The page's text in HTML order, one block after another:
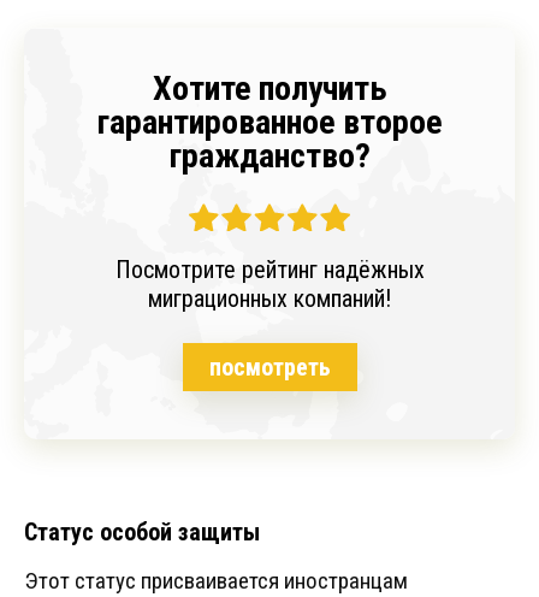
Хотите получить
гарантированное второе
гражданство?
Посмотрите рейтинг надёжных
миграционных компаний!
посмотреть
Статус особой защиты
Этот статус присваивается иностранцам